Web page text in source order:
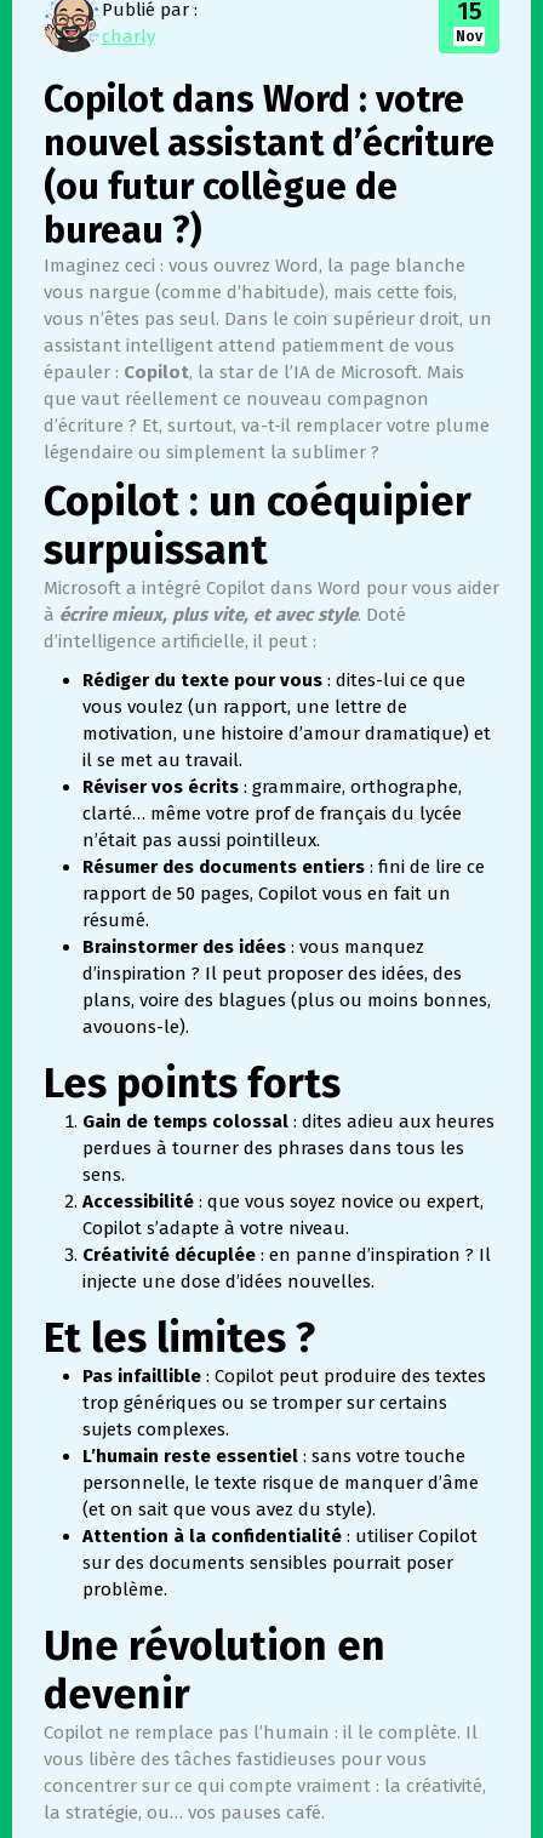
Publié par :
charly
15
Nov
Copilot dans Word : votre
nouvel assistant d’écriture
(ou futur collègue de
bureau ?)
Imaginez ceci : vous ouvrez Word, la page blanche
vous nargue (comme d’habitude), mais cette fois,
vous n’êtes pas seul. Dans le coin supérieur droit, un
assistant intelligent attend patiemment de vous
épauler : Copilot, la star de l’IA de Microsoft. Mais
que vaut réellement ce nouveau compagnon
d’écriture ? Et, surtout, va-t-il remplacer votre plume
légendaire ou simplement la sublimer ?
Copilot : un coéquipier
surpuissant
Microsoft a intégré Copilot dans Word pour vous aider
à écrire mieux, plus vite, et avec style. Doté
d’intelligence artificielle, il peut :
Rédiger du texte pour vous : dites-lui ce que
vous voulez (un rapport, une lettre de
motivation, une histoire d’amour dramatique) et
il se met au travail.
Réviser vos écrits : grammaire, orthographe,
clarté… même votre prof de français du lycée
n’était pas aussi pointilleux.
Résumer des documents entiers : fini de lire ce
rapport de 50 pages, Copilot vous en fait un
résumé.
Brainstormer des idées : vous manquez
d’inspiration ? Il peut proposer des idées, des
plans, voire des blagues (plus ou moins bonnes,
avouons-le).
Les points forts
Gain de temps colossal : dites adieu aux heures
perdues à tourner des phrases dans tous les
sens.
Accessibilité : que vous soyez novice ou expert,
Copilot s’adapte à votre niveau.
Créativité décuplée : en panne d’inspiration ? Il
injecte une dose d’idées nouvelles.
Et les limites ?
Pas infaillible : Copilot peut produire des textes
trop génériques ou se tromper sur certains
sujets complexes.
L’humain reste essentiel : sans votre touche
personnelle, le texte risque de manquer d’âme
(et on sait que vous avez du style).
Attention à la confidentialité : utiliser Copilot
sur des documents sensibles pourrait poser
problème.
Une révolution en
devenir
Copilot ne remplace pas l’humain : il le complète. Il
vous libère des tâches fastidieuses pour vous
concentrer sur ce qui compte vraiment : la créativité,
la stratégie, ou… vos pauses café.